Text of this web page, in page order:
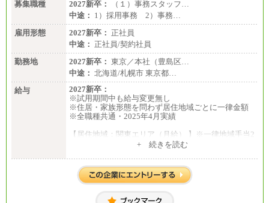
募集職種
2027新卒：
（１）事務スタッフ…
中途： 1）採用事務 2）事務…
雇用形態
2027新卒： 正社員
中途： 正社員/契約社員
勤務地
2027新卒： 東京／本社（豊島区…
中途： 北海道/札幌市 東京都…
給与
2027新卒：
※試用期間中も給与変更無し
※住居・家族形態を問わず居住地域ごとに一律金額
※全職種共通・2025年4月実績
【居住地域：関東エリア（月給） 】※一律地域手当2
大学卒：250,000円
高専卒：244,800円
短大・専門3年制卒：235,300円
専門1年制卒：212,900円
+ 続きを読む